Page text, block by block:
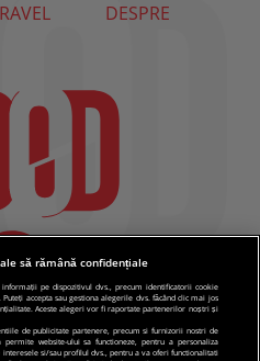
DESPRE
să rămână confidențiale
informații pe dispozitivul dvs., precum identificatorii cookie
accepta sau gestiona alegerile dvs. făcând clic mai jos
Aceste alegeri vor fi raportate partenerilor noștri și
de publicitate partenere, precum si furnizorii nostri de
website-ului sa functioneze, pentru a personaliza
si/sau profilul dvs., pentru a va oferi functionalitati